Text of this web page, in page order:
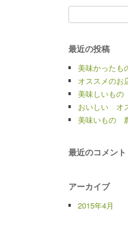
索:
最近の投稿
美味かったも
オススメのお
美味しいもの
おいしい オ
美味いもの
最近のコメント
アーカイブ
2015年4月